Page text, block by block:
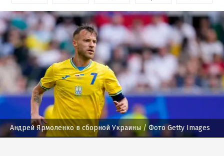
Андрей Ярмоленко в сборной Украины/ Фото Getty Images